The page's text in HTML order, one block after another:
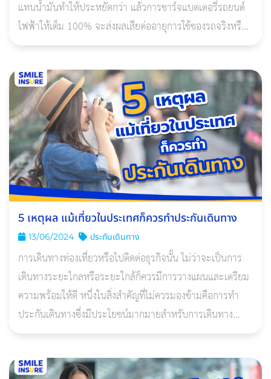
แทนนํ้ามันทําให้ประหยัดกว่า แล้วการชาร์จแบตเตอรี่รถยนต์
ไฟฟ้าให้เต็ม 100% จะส่งผลเสียต่ออายุการใช้ของรถจริงหรือ
ไม่ มาดูกัน
5 เหตุผล แม้เที่ยวในประเทศก็ควรทำประกันเดินทาง
13/06/2024 ประกันเดินทาง
การเดินทางท่องเที่ยวหรือไปติดต่อธุรกิจนั้น ไม่ว่าจะเป็นการ
เดินทางระยะไกลหรือระยะใกล้ก็ควรมีการวางแผนและเตรียม
ความพร้อมให้ดี หนึ่งในสิ่งสำคัญที่ไม่ควรมองข้ามคือการทำ
ประกันเดินทางซึ่งมีประโยชน์มากมายสำหรับการเดินทาง
แม้แต่ภายในประเทศ